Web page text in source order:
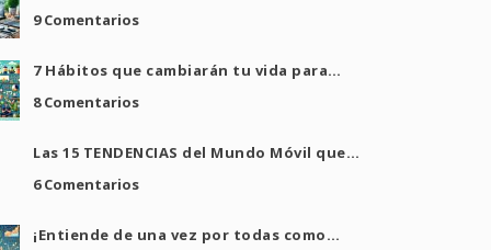
9 Comentarios
7 Hábitos que cambiarán tu vida para…
8 Comentarios
Las 15 TENDENCIAS del Mundo Móvil que…
6 Comentarios
¡Entiende de una vez por todas como…